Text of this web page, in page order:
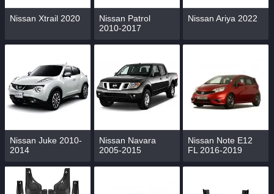
Nissan Xtrail 2020
Nissan Patrol
2010-2017
Nissan Ariya 2022
Nissan Juke 2010-
2014
Nissan Navara
2005-2015
Nissan Note E12
FL 2016-2019